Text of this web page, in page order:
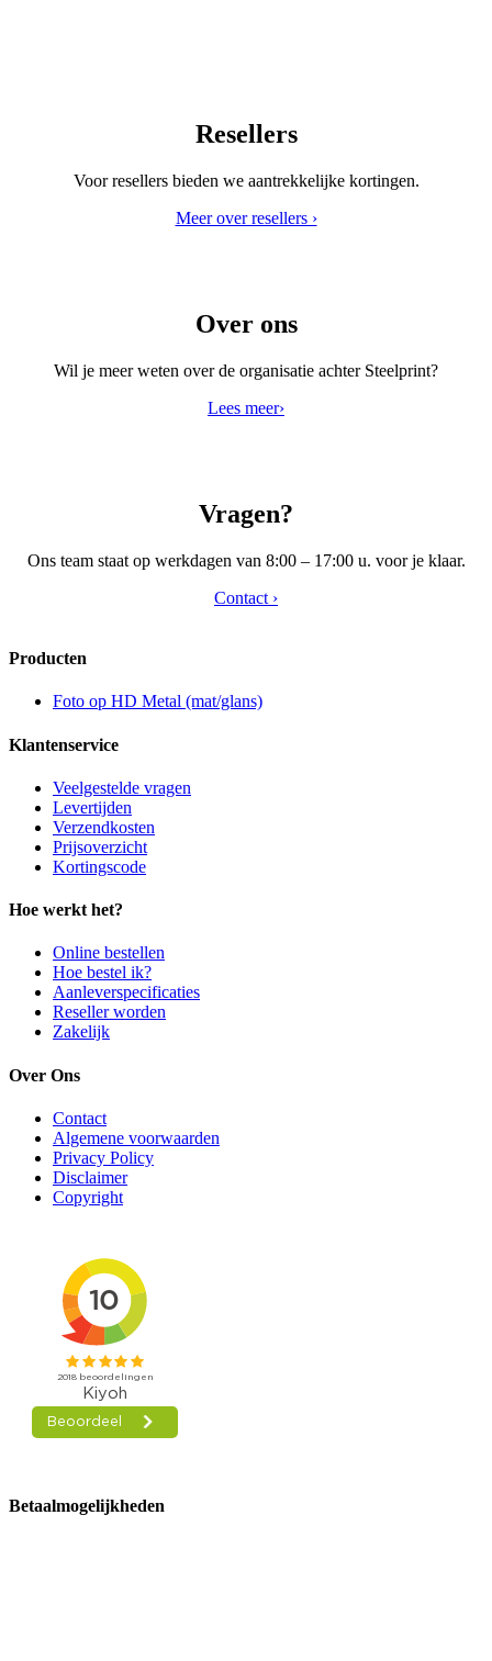
Resellers
Voor resellers bieden we aantrekkelijke kortingen.
Meer over resellers ›
Over ons
Wil je meer weten over de organisatie achter Steelprint?
Lees meer›
Vragen?
Ons team staat op werkdagen van 8:00 – 17:00 u. voor je klaar.
Contact ›
Producten
Foto op HD Metal (mat/glans)
Klantenservice
Veelgestelde vragen
Levertijden
Verzendkosten
Prijsoverzicht
Kortingscode
Hoe werkt het?
Online bestellen
Hoe bestel ik?
Aanleverspecificaties
Reseller worden
Zakelijk
Over Ons
Contact
Algemene voorwaarden
Privacy Policy
Disclaimer
Copyright
Betaalmogelijkheden